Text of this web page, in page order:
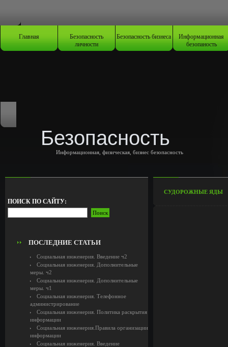
Главная Безопасность
личности
Безопасность бизнеса Информационная
безопаность
Безопасность
Информационная, физическая, бизнес безопасность
ПОИСК ПО САЙТУ:
ПОСЛЕДНИЕ СТАТЬИ
Социальная инженерия. Введение ч2
Социальная инженерия. Дополнительные
меры. ч2
Социальная инженерия. Дополнительные
меры. ч1
Социальная инженерия. Телефонное
администрирование
Социальная инженерия. Политика раскрытия
информации
Социальная инженерия.Правила организации
информации
Социальная инженерия. Введение
СУДОРОЖНЫЕ ЯДЫ